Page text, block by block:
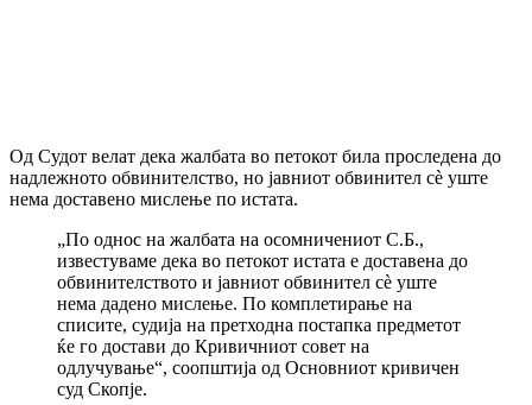
Од Судот велат дека жалбата во петокот била проследена до
надлежното обвинителство, но јавниот обвинител сè уште
нема доставено мислење по истата.
„По однос на жалбата на осомничениот С.Б.,
известуваме дека во петокот истата е доставена до
обвинителството и јавниот обвинител сè уште
нема дадено мислење. По комплетирање на
списите, судија на претходна постапка предметот
ќе го достави до Кривичниот совет на
одлучување“, соопштија од Основниот кривичен
суд Скопје.